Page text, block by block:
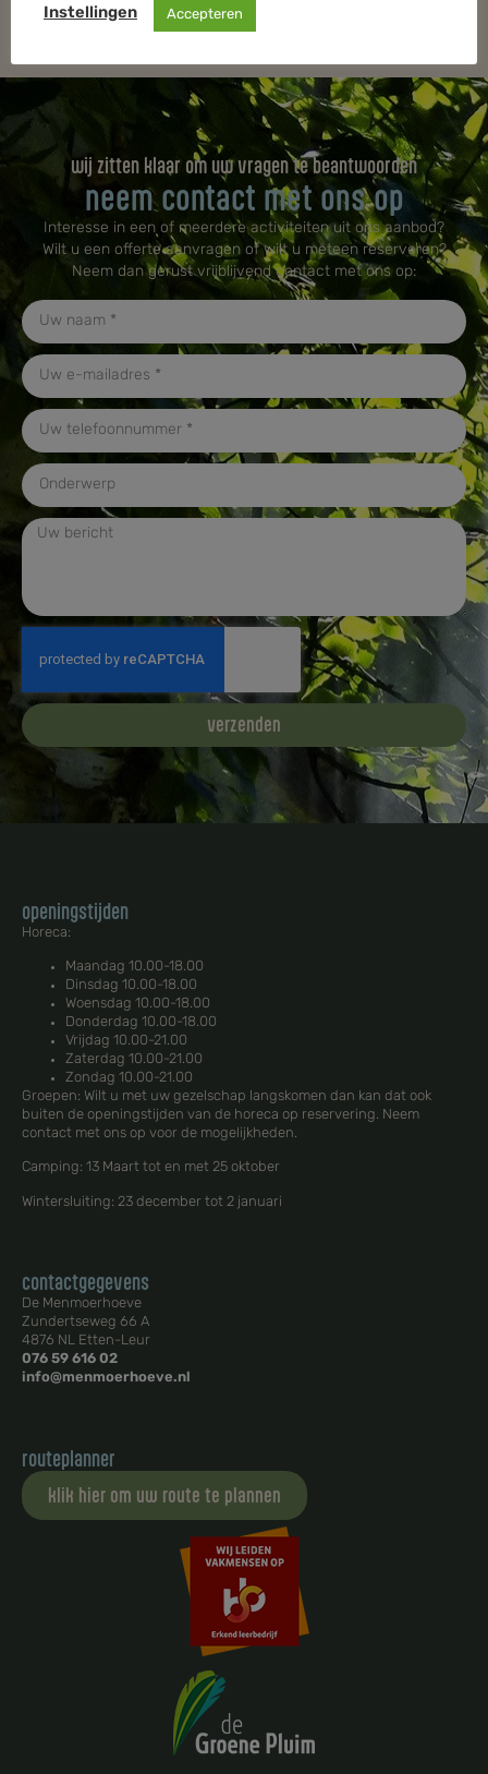
wij zitten klaar om uw vragen te beantwoorden
neem contact met ons op
Interesse in een of meerdere activiteiten uit ons aanbod?
Wilt u een offerte aanvragen of wilt u meteen reserveren?
Neem dan gerust vrijblijvend contact met ons op:​
verzenden
openingstijden
Horeca:
Maandag 10.00-18.00
Dinsdag 10.00-18.00
Woensdag 10.00-18.00
Donderdag 10.00-18.00
Vrijdag 10.00-21.00
Zaterdag 10.00-21.00
Zondag 10.00-21.00
Groepen: Wilt u met uw gezelschap langskomen dan kan dat ook
buiten de openingstijden van de horeca op reservering. Neem
contact met ons op voor de mogelijkheden.
Camping: 13 Maart tot en met 25 oktober
Wintersluiting: 23 december tot 2 januari
contactgegevens
De Menmoerhoeve
Zundertseweg 66 A
4876 NL Etten-Leur
076 59 616 02
info@menmoerhoeve.nl
routeplanner
klik hier om uw route te plannen
Instellingen Accepteren